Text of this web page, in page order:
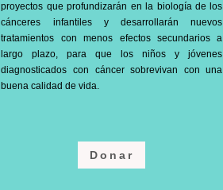
proyectos que profundizarán en la biología de los
cánceres infantiles y desarrollarán nuevos
tratamientos con menos efectos secundarios a
largo plazo, para que los niños y jóvenes
diagnosticados con cáncer sobrevivan con una
buena calidad de vida.
Donar